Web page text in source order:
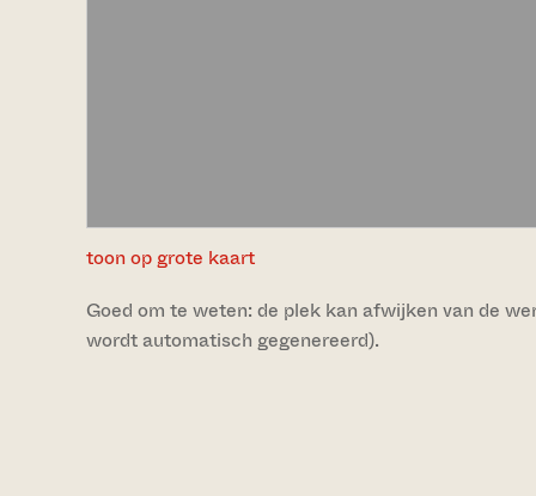
toon op grote kaart
Goed om te weten: de plek kan afwijken van de
wordt automatisch gegenereerd).